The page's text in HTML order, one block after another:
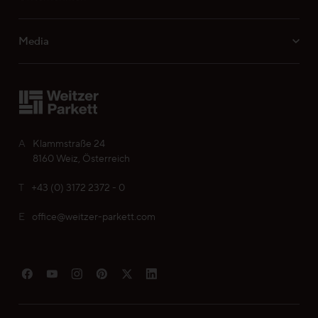
A
Klammstraße 24
8160 Weiz, Österreich
T +43 (0) 3172 2372 - 0
E office@weitzer-parkett.com
Media